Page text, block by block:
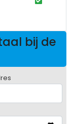
bij de